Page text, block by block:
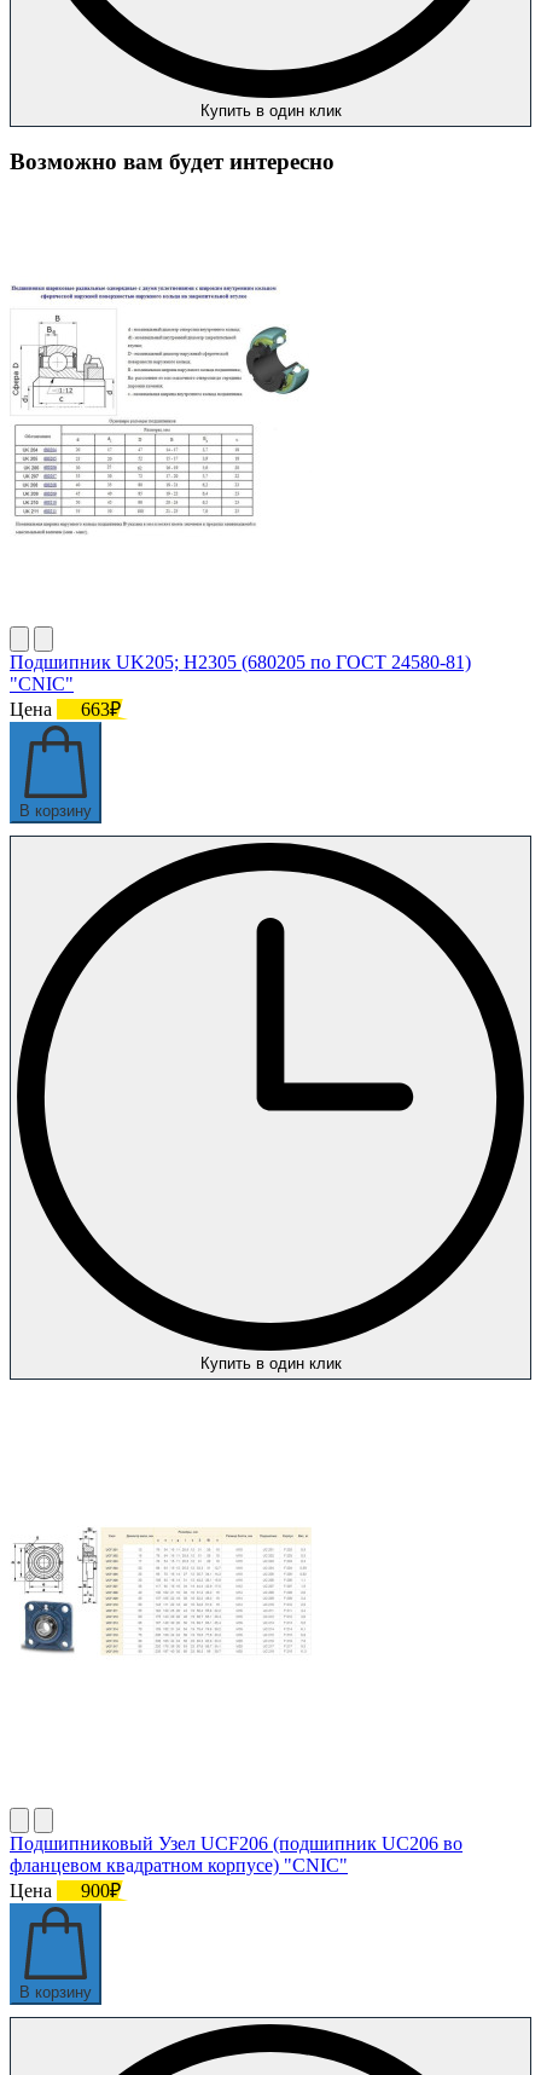
Купить в один клик
Возможно вам будет интересно
Подшипник UK205; H2305 (680205 по ГОСТ 24580-81)
"CNIC"
Цена
663₽
В корзину
Купить в один клик
Подшипниковый Узел UCF206 (подшипник UC206 во
фланцевом квадратном корпусе) "CNIC"
Цена
900₽
В корзину